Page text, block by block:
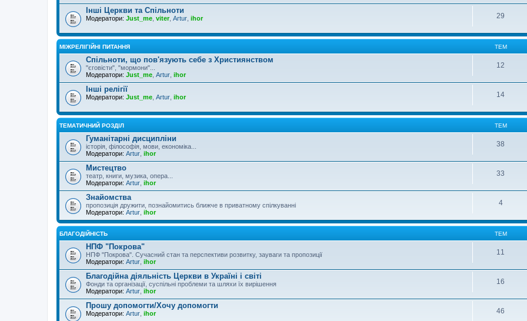
Інші Церкви та Спільноти
Модератори: Just_me viter, Artur ihor 29
МІЖРЕЛІГІЙНІ ПИТАННЯ ТЕМ
Спільноти, що пов'язують себе з Християнством
"єговісти", "мормони"...
Модератори: Just_me Artur ihor
12
Інші релігії
Модератори: Just_me Artur ihor 14
ТЕМАТИЧНИЙ РОЗДІЛ ТЕМ
Гуманітарні дисципліни
історія, філософія, мови, економіка...
Модератори: Artur ihor
38
Мистецтво
театр, книги, музика, опера...
Модератори: Artur ihor
33
Знайомства
пропозиція дружити, познайомитись ближче в приватному спілкуванні
Модератори: Artur ihor
4
БЛАГОДІЙНІСТЬ ТЕМ
НПФ "Покрова"
НПФ "Покрова". Сучасний стан та перспективи розвитку, зауваги та пропозиції
Модератори: Artur ihor
11
Благодійна діяльність Церкви в Україні і світі
Фонди та організації, суспільні проблеми та шляхи їх вирішення
Модератори: Artur ihor
16
Прошу допомогти/Хочу допомогти
Модератори: Artur ihor 46